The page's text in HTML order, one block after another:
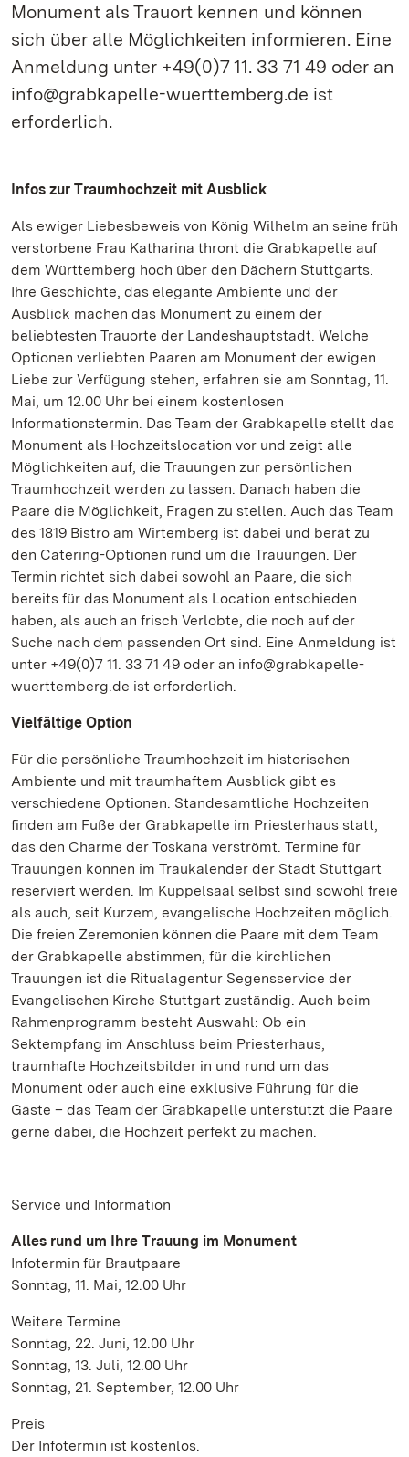
Monument als Trauort kennen und können
sich über alle Möglichkeiten informieren. Eine
Anmeldung unter +49(0)7 11. 33 71 49 oder an
info@grabkapelle-wuerttemberg.de ist
erforderlich.
Infos zur Traumhochzeit mit Ausblick
Als ewiger Liebesbeweis von König Wilhelm an seine früh
verstorbene Frau Katharina thront die Grabkapelle auf
dem Württemberg hoch über den Dächern Stuttgarts.
Ihre Geschichte, das elegante Ambiente und der
Ausblick machen das Monument zu einem der
beliebtesten Trauorte der Landeshauptstadt. Welche
Optionen verliebten Paaren am Monument der ewigen
Liebe zur Verfügung stehen, erfahren sie am Sonntag, 11.
Mai, um 12.00 Uhr bei einem kostenlosen
Informationstermin. Das Team der Grabkapelle stellt das
Monument als Hochzeitslocation vor und zeigt alle
Möglichkeiten auf, die Trauungen zur persönlichen
Traumhochzeit werden zu lassen. Danach haben die
Paare die Möglichkeit, Fragen zu stellen. Auch das Team
des 1819 Bistro am Wirtemberg ist dabei und berät zu
den Catering-Optionen rund um die Trauungen. Der
Termin richtet sich dabei sowohl an Paare, die sich
bereits für das Monument als Location entschieden
haben, als auch an frisch Verlobte, die noch auf der
Suche nach dem passenden Ort sind. Eine Anmeldung ist
unter +49(0)7 11. 33 71 49 oder an info@grabkapelle-
wuerttemberg.de ist erforderlich.
Vielfältige Option
Für die persönliche Traumhochzeit im historischen
Ambiente und mit traumhaftem Ausblick gibt es
verschiedene Optionen. Standesamtliche Hochzeiten
finden am Fuße der Grabkapelle im Priesterhaus statt,
das den Charme der Toskana verströmt. Termine für
Trauungen können im Traukalender der Stadt Stuttgart
reserviert werden. Im Kuppelsaal selbst sind sowohl freie
als auch, seit Kurzem, evangelische Hochzeiten möglich.
Die freien Zeremonien können die Paare mit dem Team
der Grabkapelle abstimmen, für die kirchlichen
Trauungen ist die Ritualagentur Segensservice der
Evangelischen Kirche Stuttgart zuständig. Auch beim
Rahmenprogramm besteht Auswahl: Ob ein
Sektempfang im Anschluss beim Priesterhaus,
traumhafte Hochzeitsbilder in und rund um das
Monument oder auch eine exklusive Führung für die
Gäste – das Team der Grabkapelle unterstützt die Paare
gerne dabei, die Hochzeit perfekt zu machen.
Service und Information
Alles rund um Ihre Trauung im Monument
Infotermin für Brautpaare
Sonntag, 11. Mai, 12.00 Uhr
Weitere Termine
Sonntag, 22. Juni, 12.00 Uhr
Sonntag, 13. Juli, 12.00 Uhr
Sonntag, 21. September, 12.00 Uhr
Preis
Der Infotermin ist kostenlos.